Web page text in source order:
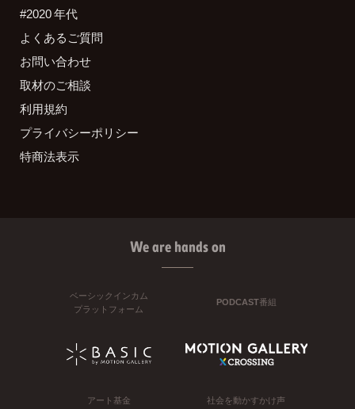
#2020 年代
よくあるご質問
お問い合わせ
取材のご相談
利用規約
プライバシーポリシー
特商法表示
We are hands on
ベーシックインカム
プラットフォーム
PODCAST番組
アート基金 社会を動かすかけ声